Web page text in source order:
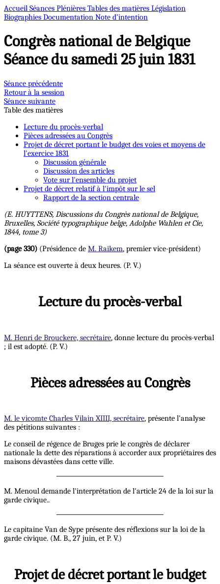
Accueil Séances Plénières Tables des matières Législation
Biographies Documentation Note d’intention
Congrès national de Belgique
Séance du samedi 25 juin 1831
Séance précédente
Retour à la session
Séance suivante
Table des matières
Lecture du procès-verbal
Pièces adressées au Congrès
Projet de décret portant le budget des voies et moyens de
l'exercice 1831
Discussion générale
Discussion des articles
Vote sur l'ensemble du projet
Projet de décret relatif à l'impôt sur le sel
Rapport de la section centrale
(E. HUYTTENS, Discussions du Congrès national de Belgique,
Bruxelles, Société typographique belge, Adolphe Wahlen et Cie,
1844, tome 3)
(page 330) (Présidence de M. Raikem, premier vice-président)
La séance est ouverte à deux heures. (P. V.)
Lecture du procès-verbal
M. Henri de Brouckere, secrétaire, donne lecture du procès-verbal
; il est adopté. (P. V.)
Pièces adressées au Congrès
M. le vicomte Charles Vilain XIIII, secrétaire, présente l'analyse
des pétitions suivantes :
Le conseil de régence de Bruges prie le congrès de déclarer
nationale la dette des réparations à accorder aux propriétaires des
maisons dévastées dans cette ville.
M. Menoul demande l'interprétation de l'article 24 de la loi sur la
garde civique..
Le capitaine Van de Sype présente des réflexions sur la loi de la
garde civique. (M. B., 27 juin, et P. V.)
Projet de décret portant le budget